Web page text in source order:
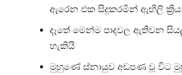
ඇරෙන එක සිදුකරමින් ඇඟිලි
දෑතේ මෙන්ම පාදවල ඇතිවන
හැකියි
මුහුණේ ස්නායුව අඩපණ වූ විට